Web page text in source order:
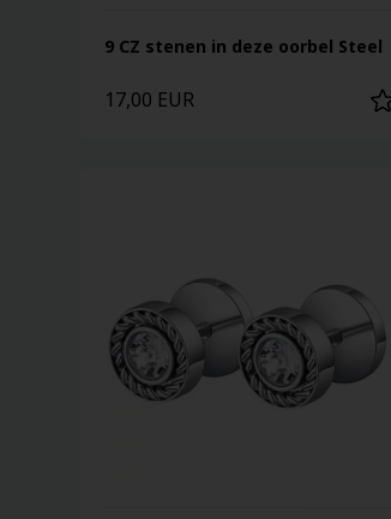
9 CZ stenen in deze oorbel Steel
17,00 EUR